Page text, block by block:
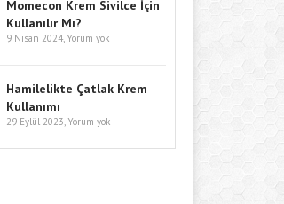
Momecon Krem Sivilce İçin
Kullanılır Mı?
9 Nisan 2024, Yorum yok
Hamilelikte Çatlak Krem
Kullanımı
29 Eylül 2023, Yorum yok